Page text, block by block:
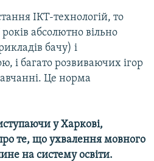
ІКТ-технологій, то
абсолютно вільно
бачу) і
і багато розвиваючих ігор
Це норма
у Харкові,
те, що ухвалення мовного
на систему освіти.